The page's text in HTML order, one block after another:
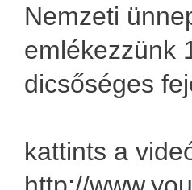
Nemzeti
emlékezzünk
dicsőséges
kattints a